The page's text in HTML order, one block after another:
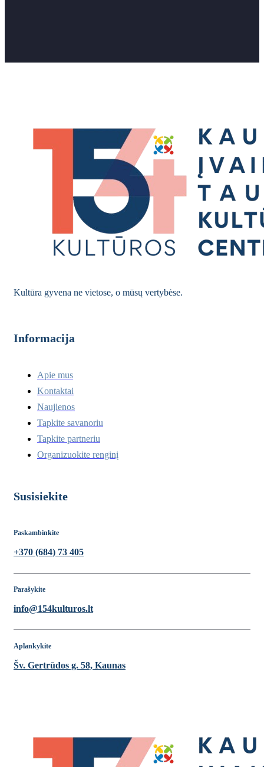
Kultūra gyvena ne vietose, o mūsų vertybėse.
Informacija
Apie mus
Kontaktai
Naujienos
Tapkite savanoriu
Tapkite partneriu
Organizuokite renginį
Susisiekite
Paskambinkite
+370 (684) 73 405
Parašykite
info@154kulturos.lt
Aplankykite
Šv. Gertrūdos g. 58, Kaunas